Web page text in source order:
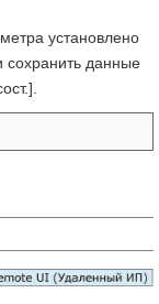
установлено
сохранить данные